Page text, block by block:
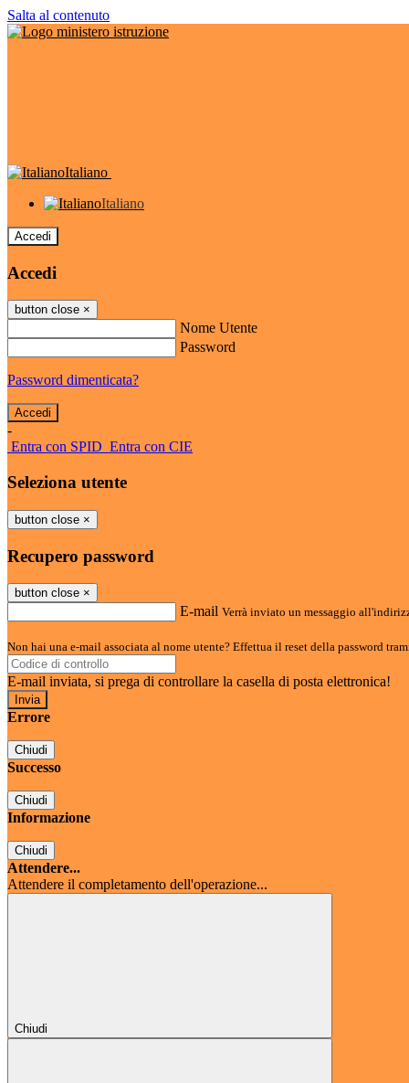
Salta al contenuto
Italiano
Italiano
Accedi
Accedi
button close ×
Nome Utente
Password
Password dimenticata?
-
Entra con SPID Entra con CIE
Seleziona utente
button close ×
Recupero password
button close ×
E-mail Verrà inviato un messaggio
Non hai una e-mail associata al nome utente? Effettua il reset della password
E-mail inviata, si prega di controllare la casella di posta elettronica!
Errore
Chiudi
Successo
Chiudi
Informazione
Chiudi
Attendere...
Attendere il completamento dell'operazione...
Chiudi